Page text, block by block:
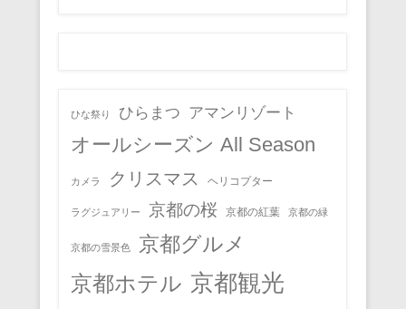
ひな祭り ひらまつ アマンリゾート
オールシーズン All Season
カメラ クリスマス ヘリコプター
ラグジュアリー 京都の桜 京都の紅葉 京都の緑
京都の雪景色 京都グルメ
京都ホテル 京都観光